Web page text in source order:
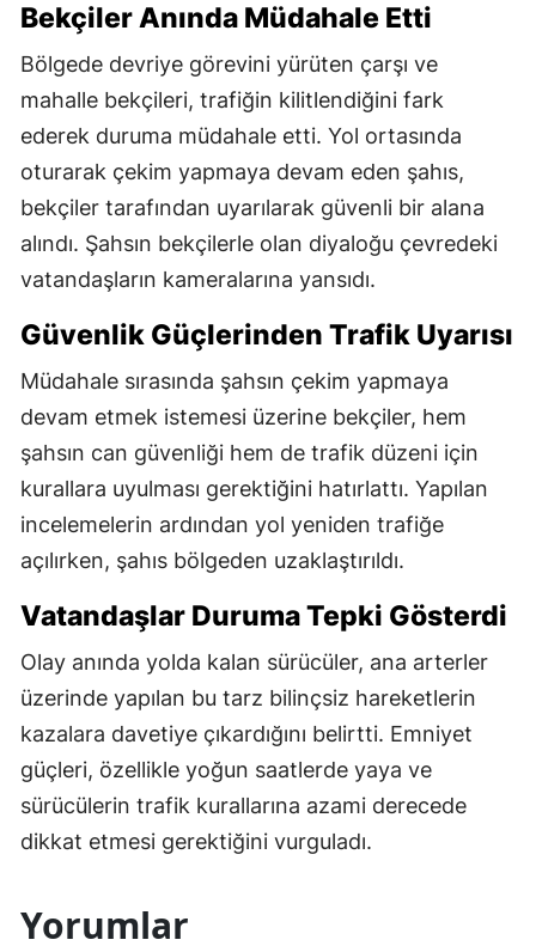
Bekçiler Anında Müdahale Etti
Bölgede devriye görevini yürüten çarşı ve
mahalle bekçileri, trafiğin kilitlendiğini fark
ederek duruma müdahale etti. Yol ortasında
oturarak çekim yapmaya devam eden şahıs,
bekçiler tarafından uyarılarak güvenli bir alana
alındı. Şahsın bekçilerle olan diyaloğu çevredeki
vatandaşların kameralarına yansıdı.
Güvenlik Güçlerinden Trafik Uyarısı
Müdahale sırasında şahsın çekim yapmaya
devam etmek istemesi üzerine bekçiler, hem
şahsın can güvenliği hem de trafik düzeni için
kurallara uyulması gerektiğini hatırlattı. Yapılan
incelemelerin ardından yol yeniden trafiğe
açılırken, şahıs bölgeden uzaklaştırıldı.
Vatandaşlar Duruma Tepki Gösterdi
Olay anında yolda kalan sürücüler, ana arterler
üzerinde yapılan bu tarz bilinçsiz hareketlerin
kazalara davetiye çıkardığını belirtti. Emniyet
güçleri, özellikle yoğun saatlerde yaya ve
sürücülerin trafik kurallarına azami derecede
dikkat etmesi gerektiğini vurguladı.
Yorumlar